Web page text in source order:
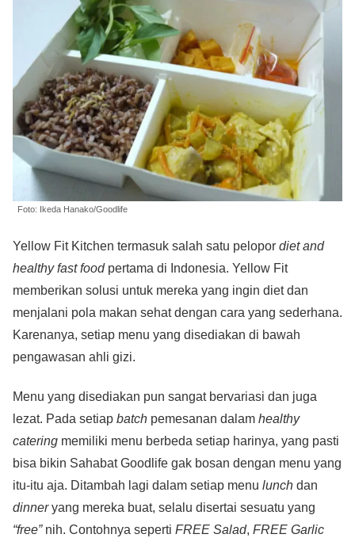
Foto: Ikeda Hanako/Goodlife
Yellow Fit Kitchen termasuk salah satu pelopor diet and
healthy fast foodpertama di Indonesia. Yellow Fit
memberikan solusi untuk mereka yang ingin diet dan
menjalani pola makan sehat dengan cara yang sederhana.
Karenanya, setiap menu yang disediakan di bawah
pengawasan ahli gizi.
Menu yang disediakan pun sangat bervariasi dan juga
lezat. Pada setiap batch pemesanan dalam healthy
catering memiliki menu berbeda setiap harinya, yang pasti
bisa bikin Sahabat Goodlife gak bosan dengan menu yang
itu-itu aja. Ditambah lagi dalam setiap menu lunch dan
dinneryang mereka buat, selalu disertai sesuatu yang
“free”nih. Contohnya seperti FREE Salad, FREE Garlic